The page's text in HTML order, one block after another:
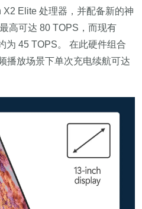
Elite 处理器，并配备新的神
高可达 80 TOPS，而现有
为 45 TOPS。 在此硬件组合
播放场景下单次充电续航可达